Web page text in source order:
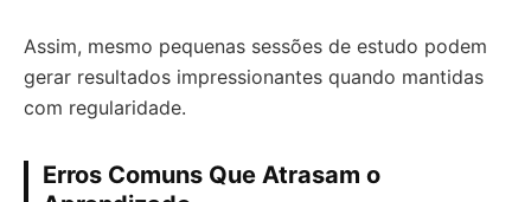
Assim, mesmo pequenas sessões de estudo podem
gerar resultados impressionantes quando mantidas
com regularidade.
Erros Comuns Que Atrasam o